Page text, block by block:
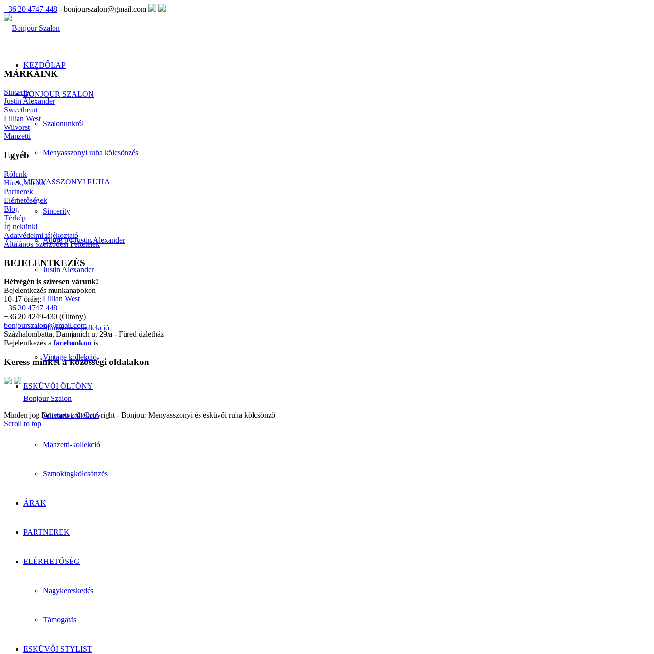
+36 20 4747-448 - bonjourszalon@gmail.com
KEZDŐLAP
BONJOUR SZALON
Szalonunkról
Menyasszonyi ruha kölcsönzés
MENYASSZONYI RUHA
Sincerity
Adore by Justin Alexander
Justin Alexander
Lillian West
Minimalista kollekció
Vintage kollekció
ESKÜVŐI ÖLTÖNY
Wilvorst kollekció
Manzetti-kollekció
Szmokingkölcsönzés
ÁRAK
PARTNEREK
ELÉRHETŐSÉG
Nagykereskedés
Támogatás
ESKÜVŐI STYLIST
MÁRKÁINK
Sincerity
Justin Alexander
Sweetheart
Lillian West
Wilvorst
Manzetti
Egyéb
Rólunk
Hírek, akciók
Partnerek
Elérhetőségek
Blog
Térkép
Írj nekünk!
Adatvédelmi tájékoztató
Általános Szerződési Feltételek
BEJELENTKEZÉS
Hétvégén is szívesen várunk!
Bejelentkezés munkanapokon
10-17 óráig:
+36 20 4747-448
+36 20 4249-430 (Öltöny)
bonjourszalon@gmail.com
Százhalombatta, Damjanich u. 29/a - Füred üzletház
Bejelentkezés a facebookon is.
Keress minket a közösségi oldalakon
Bonjour Szalon
Minden jog Fenntartva © Copyright - Bonjour Menyasszonyi és esküvői ruha kölcsönző
Scroll to top